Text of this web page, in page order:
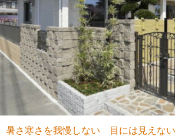
暑さ寒さを我慢しない 目には見えな